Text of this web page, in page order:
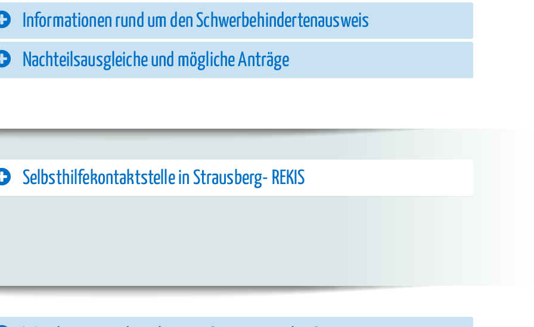
Informationen rund um den Schwerbehindertenausweis
Nachteilsausgleiche und mögliche Anträge
Selbsthilfekontaktstelle in Strausberg- REKIS